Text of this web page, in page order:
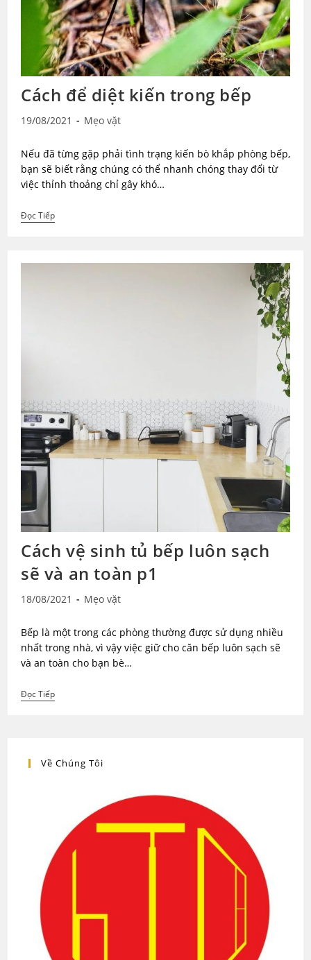
Cách để diệt kiến trong bếp
Post
19/08/2021
Post
Mẹo vặt
Nếu đã từng gặp phải tình trạng kiến bò khắp phòng bếp,
bạn sẽ biết rằng chúng có thể nhanh chóng thay đổi từ
việc thỉnh thoảng chỉ gây khó…
Đọc TiếpCách
Để
Trong
Cách vệ sinh tủ bếp luôn sạch
sẽ và an toàn p1
Post
18/08/2021
Post
Mẹo vặt
Bếp là một trong các phòng thường được sử dụng nhiều
nhất trong nhà, vì vậy việc giữ cho căn bếp luôn sạch sẽ
và an toàn cho bạn bè…
Đọc TiếpCách
Vệ
Sạch
Về Chúng Tôi